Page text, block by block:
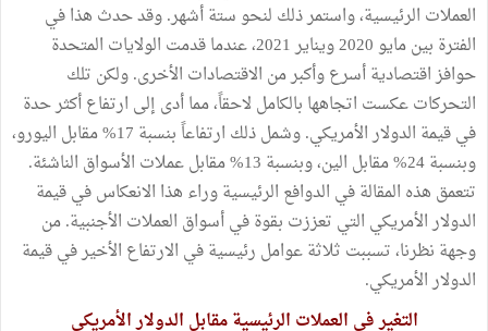
العملات الرئيسية، واستمر ذلك لنحو ستة أشهر. وقد حدث هذا في
الفترة بين مايو 2020 ويناير 2021، عندما قدمت الولايات المتحدة
حوافز اقتصادية أسرع وأكبر من الاقتصادات الأخرى. ولكن تلك
التحركات عكست اتجاهها بالكامل لاحقاً، مما أدى إلى ارتفاع أكثر حدة
في قيمة الدولار الأمريكي. وشمل ذلك ارتفاعاً بنسبة 17% مقابل اليورو،
وبنسبة 24% مقابل الين، وبنسبة 13% مقابل عملات الأسواق الناشئة.
تتعمق هذه المقالة في الدوافع الرئيسية وراء هذا الانعكاس في قيمة
الدولار الأمريكي التي تعززت بقوة في أسواق العملات الأجنبية. من
وجهة نظرنا، تسببت ثلاثة عوامل رئيسية في الارتفاع الأخير في قيمة
الدولار الأمريكي.
التغير في العملات الرئيسية مقابل الدولار الأمريكي